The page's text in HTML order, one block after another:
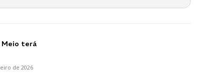
Meio terá
de 2026